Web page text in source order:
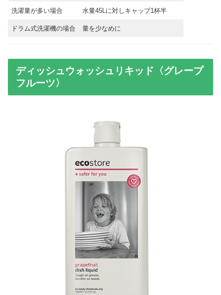
洗濯量が多い場合 水量45Lに対しキャップ1杯半
ドラム式洗濯機の場合 量を少なめに
ディッシュウォッシュリキッド〈グレープ
フルーツ〉